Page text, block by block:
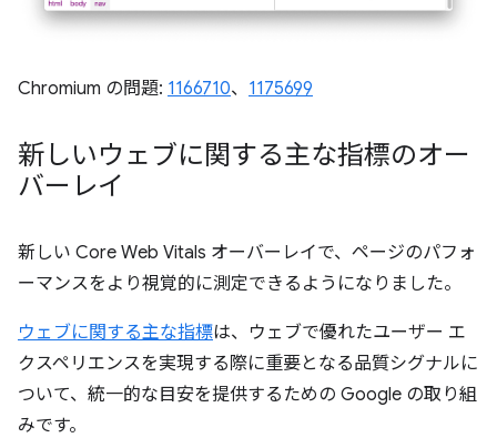
Chromium の問題: 1166710、 1175699
新しいウェブに関する主な指標のオー
バーレイ
新しい Core Web Vitals オーバーレイで、ページのパフォ
ーマンスをより視覚的に測定できるようになりました。
ウェブに関する主な指標は、ウェブで優れたユーザー エ
クスペリエンスを実現する際に重要となる品質シグナルに
ついて、統一的な目安を提供するための Google の取り組
みです。